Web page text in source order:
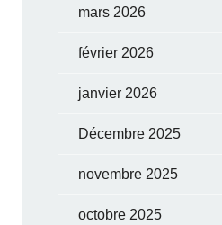
mars 2026
février 2026
janvier 2026
Décembre 2025
novembre 2025
octobre 2025